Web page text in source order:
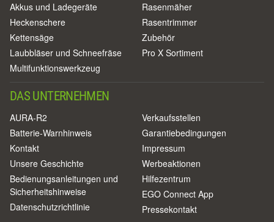
Akkus und Ladegeräte
Heckenschere
Kettensäge
Laubbläser und Schneefräse
Multifunktionswerkzeug
Rasenmäher
Rasentrimmer
Zubehör
Pro X Sortiment
DAS UNTERNEHMEN
AURA-R2
Batterie-Warnhinweis
Kontakt
Unsere Geschichte
Bedienungsanleitungen und
Sicherheitshinweise
Datenschutzrichtlinie
Verkaufsstellen
Garantiebedingungen
Impressum
Werbeaktionen
Hilfezentrum
EGO Connect App
Pressekontakt